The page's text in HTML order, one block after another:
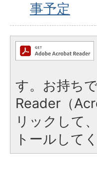
事予定
す。お持ち
Reader（
リックして
トールして